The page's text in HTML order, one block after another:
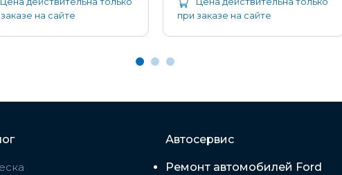
на сайте
при заказе на сайте
Автосервис
Ремонт автомобилей Ford